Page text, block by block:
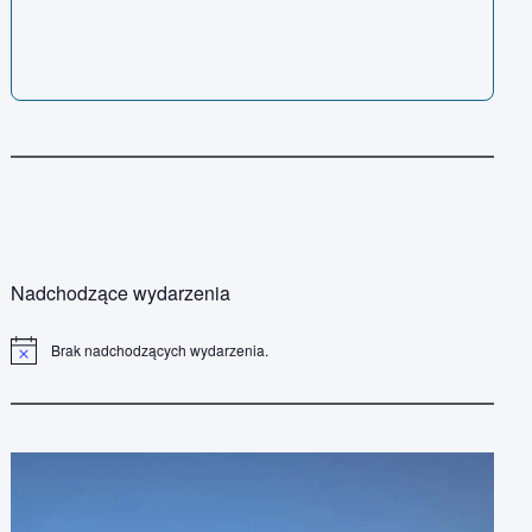
Nadchodzące wydarzenia
P
d
Brak nadchodzących wydarzenia.